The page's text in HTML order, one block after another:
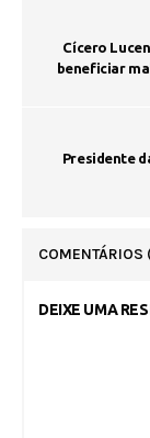
Cícero
beneficiar
Presidente
COMENTÁRIOS
DEIXE UMA